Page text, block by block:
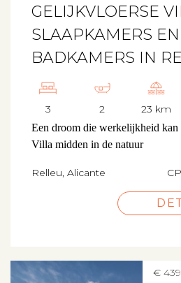
GELIJKVLOERSE
SLAAPKAMERS
BADKAMERS IN
3 2 23 km
Een droom die werkelijkheid kan
Villa midden in de natuur
Relleu, Alicante
€